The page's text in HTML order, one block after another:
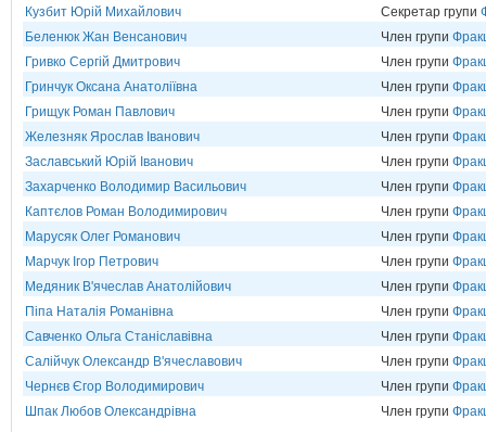
Кузбит Юрій Михайлович
Секретар групи
Беленюк Жан Венсанович
Член групи
Гривко Сергій Дмитрович
Член групи
Гринчук Оксана Анатоліївна
Член групи
Грищук Роман Павлович
Член групи
Железняк Ярослав Іванович
Член групи
Заславський Юрій Іванович
Член групи
Захарченко Володимир Васильович
Член групи
Каптєлов Роман Володимирович
Член групи
Марусяк Олег Романович
Член групи
Марчук Ігор Петрович
Член групи
Медяник В'ячеслав Анатолійович
Член групи
Піпа Наталія Романівна
Член групи
Савченко Ольга Станіславівна
Член групи
Салійчук Олександр В'ячеславович
Член групи
Чернєв Єгор Володимирович
Член групи
Шпак Любов Олександрівна
Член групи